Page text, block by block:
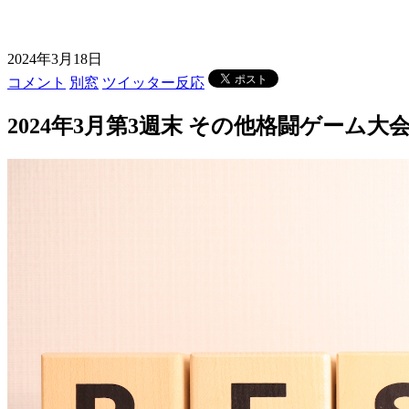
2024年3月18日
コメント 別窓 ツイッター反応
2024年3月第3週末 その他格闘ゲーム大